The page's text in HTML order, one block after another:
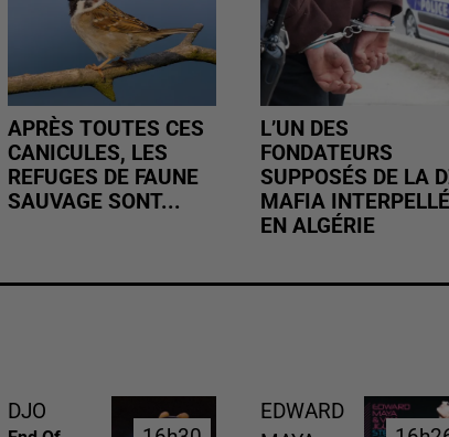
APRÈS TOUTES CES
CANICULES, LES
REFUGES DE FAUNE
SAUVAGE SONT...
L’UN DES
FONDATEURS
SUPPOSÉS DE LA
MAFIA INTERPELLÉ
EN ALGÉRIE
DJO
EDWARD